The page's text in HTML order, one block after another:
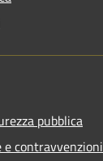
pubblica
contravvenzioni